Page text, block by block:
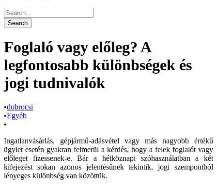
Foglaló vagy előleg? A
legfontosabb különbségek és
jogi tudnivalók
•dobrocsi
•Egyéb
•
Ingatlanvásárlás, gépjármű-adásvétel vagy más nagyobb értékű
ügylet esetén gyakran felmerül a kérdés, hogy a felek foglalót vagy
előleget fizessenek-e. Bár a hétköznapi szóhasználatban a két
kifejezést sokan azonos jelentésűnek tekintik, jogi szempontból
lényeges különbség van közöttük.